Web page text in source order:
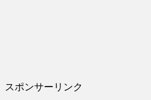
スポンサーリンク